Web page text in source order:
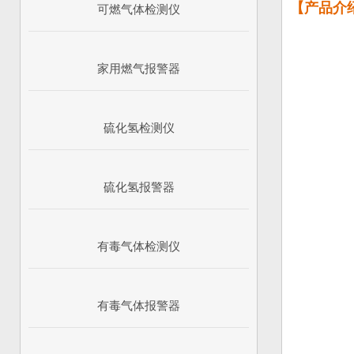
可燃气体检测仪
家用燃气报警器
硫化氢检测仪
硫化氢报警器
有毒气体检测仪
有毒气体报警器
【产品介